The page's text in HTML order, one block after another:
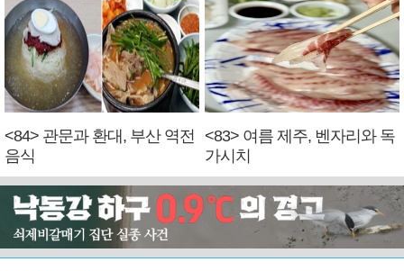
<84> 관문과 환대, 부산 역전
음식
<83> 여름 제주, 벤자리와 독
가시치